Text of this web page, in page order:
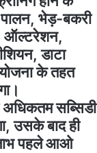
भेड़-बकरी
ऑल्टरेशन,
डाटा
के तहत
सब्सिडी
उसके बाद ही
लाभ पहले आओ